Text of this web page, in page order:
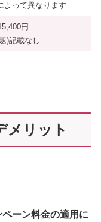
よって異なります
円
)記載なし
メリット
ペーン料金の適用に